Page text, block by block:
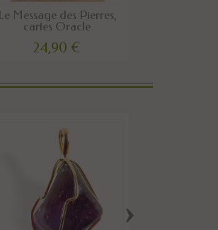
Le Message des Pierres,
cartes Oracle
24,90 €
›